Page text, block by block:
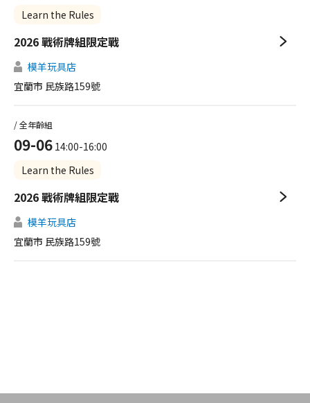
Learn the Rules
2026 戰術牌組限定戰
模羊玩具店
宜蘭市 民族路159號
09-06 14:00-16:00
Learn the Rules
/ 全年齡組
2026 戰術牌組限定戰
模羊玩具店
宜蘭市 民族路159號